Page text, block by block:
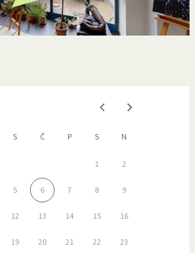
S Č P S N
1 2
5 6 7 8 9
12 13 14 15 16
19 20 21 22 23